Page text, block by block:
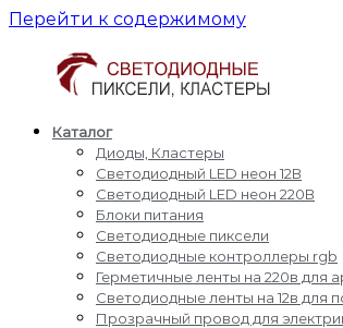
Перейти к содержимому
Светодиодные
пиксели
кластеры
Производство
доставка
светодиодные
пиксели,
кластеры,
светодиодный
Каталог
Диоды, Кластеры
Светодиодный LED неон 12В
Светодиодный LED неон 220В
Блоки питания
Светодиодные пиксели
Светодиодные контроллеры rgb
Герметичные ленты на 220в для
Светодиодные ленты на 12в для
Прозрачный провод для